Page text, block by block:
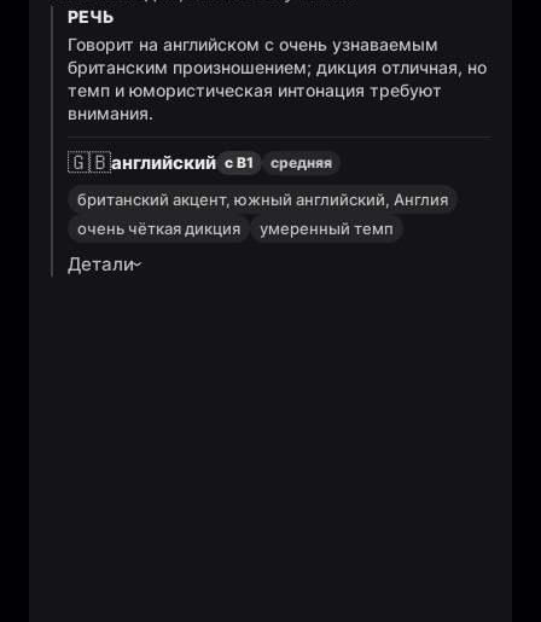
РЕЧЬ
Говорит на английском с очень узнаваемым
британским произношением; дикция отличная, но
темп и юмористическая интонация требуют
внимания.
🇬🇧английский с B1 средняя
британский акцент, южный английский, Англия
очень чёткая дикция
умеренный темп
Детали